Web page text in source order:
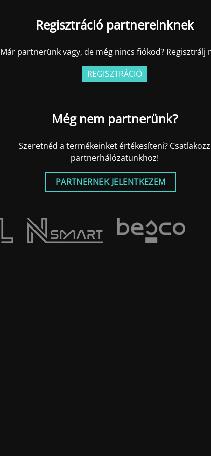
Regisztráció partnereinknek
Már partnerünk vagy, de még nincs fiókod? Regisztrálj
REGISZTRÁCIÓ
Még nem partnerünk?
Szeretnéd a termékeinket értékesíteni? Csatlakozz
partnerhálózatunkhoz!
PARTNERNEK JELENTKEZEM